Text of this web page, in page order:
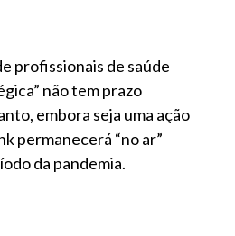
profissionais de saúde
não tem prazo
embora seja uma ação
permanecerá “no ar”
da pandemia.